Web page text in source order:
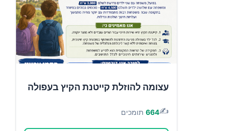
עצומה להוזלת קייטנת הקיץ בעפולה
✍️
664 תומכים